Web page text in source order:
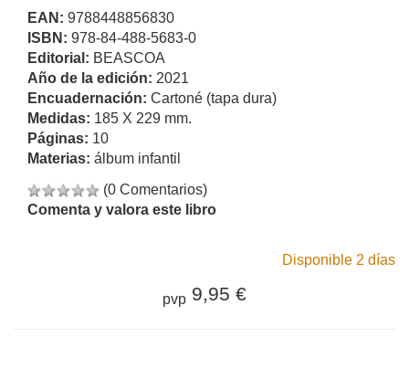
EAN: 9788448856830
ISBN: 978-84-488-5683-0
Editorial: BEASCOA
Año de la edición: 2021
Encuadernación: Cartoné (tapa dura)
Medidas: 185 X 229 mm.
Páginas: 10
Materias: álbum infantil
(0 Comentarios)
Comenta y valora este libro
Disponible 2 días
pvp 9,95 €